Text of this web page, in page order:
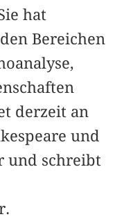
hat
Bereichen
derzeit an
und
und schreibt